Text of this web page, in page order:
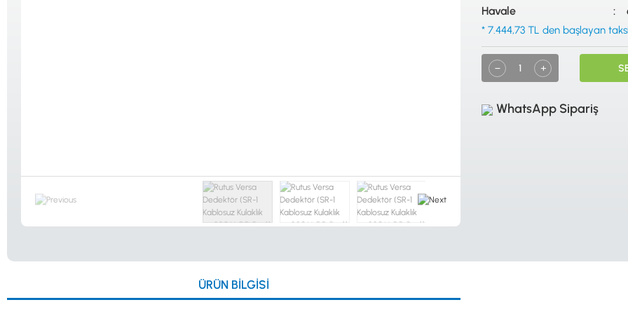
Havale
* 7.444,73 TL den başlayan
WhatsApp Sipariş
ÜRÜN BILGISI